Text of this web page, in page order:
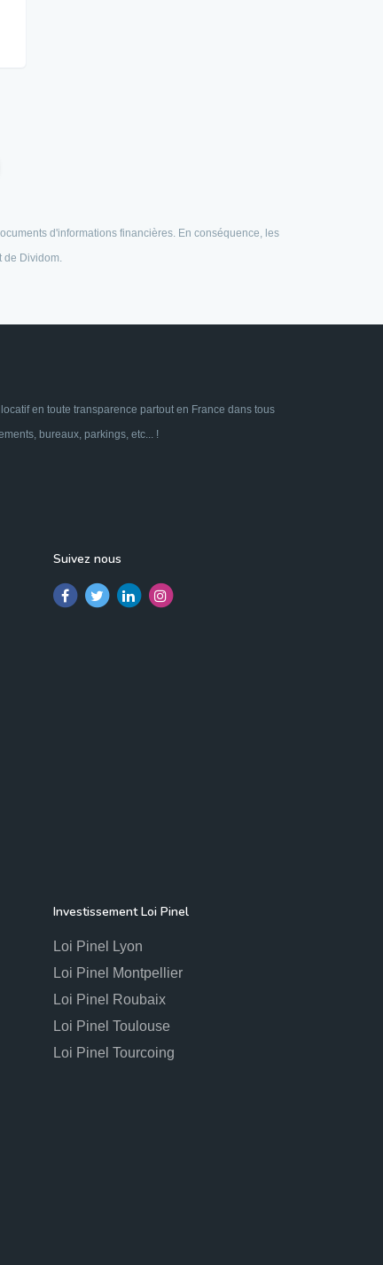
d'informations financières. En conséquence, les
Dividom.
en toute transparence partout en France dans tous
bureaux, parkings, etc... !
Suivez nous
Investissement Loi Pinel
Loi Pinel Lyon
Loi Pinel Montpellier
Loi Pinel Roubaix
Loi Pinel Toulouse
Loi Pinel Tourcoing